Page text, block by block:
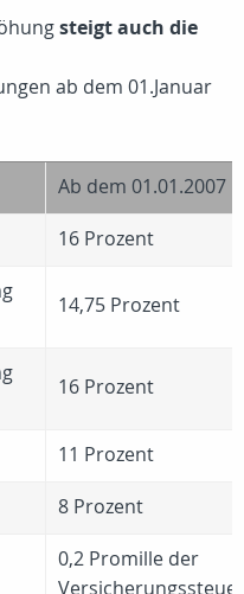
steigt auch die
ab dem 01.Januar
Ab dem 01.01.2007
16 Prozent
14,75 Prozent
16 Prozent
11 Prozent
8 Prozent
0,2 Promille der
Versicherungssteuer